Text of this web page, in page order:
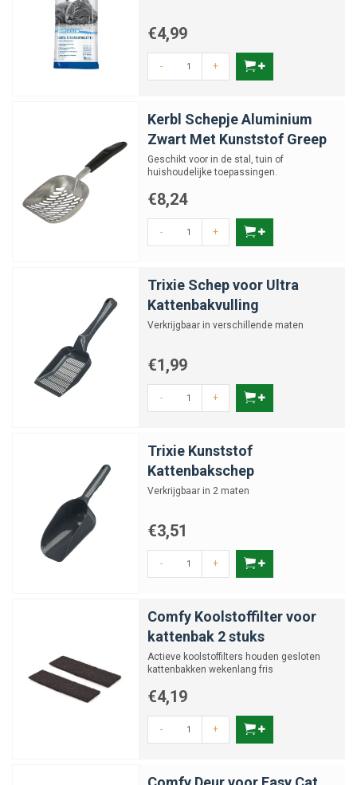
€4,99
- +
Kerbl Schepje Aluminium
Zwart Met Kunststof Greep
Geschikt voor in de stal, tuin of
huishoudelijke toepassingen.
€8,24
- +
Trixie Schep voor Ultra
Kattenbakvulling
Verkrijgbaar in verschillende maten
€1,99
- +
Trixie Kunststof
Kattenbakschep
Verkrijgbaar in 2 maten
€3,51
- +
Comfy Koolstoffilter voor
kattenbak 2 stuks
Actieve koolstoffilters houden gesloten
kattenbakken wekenlang fris
€4,19
- +